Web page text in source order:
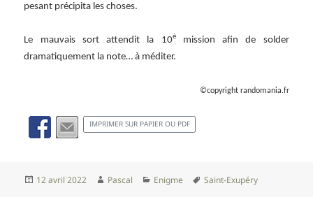
pesant précipita les choses.
Le mauvais sort attendit la 10èmission afin de solder
dramatiquement la note… à méditer.
©copyright randomania.fr
IMPRIMER SUR PAPIER OU PDF
Publié
12 avril 2022 Auteur
Pascal Catégories
Enigme
Mots-
Saint-Exupéry